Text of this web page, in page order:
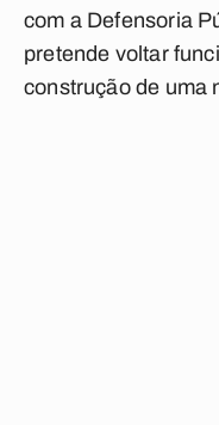
com a Defensoria
pretende voltar
construção de uma